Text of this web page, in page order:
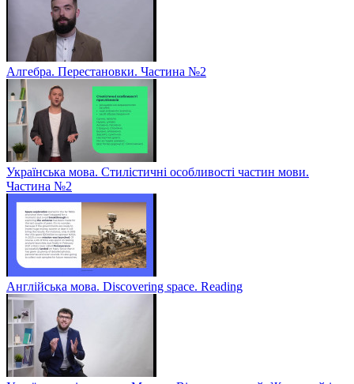
Алгебра. Перестановки. Частина №2
Українська мова. Стилістичні особливості частин мови.
Частина №2
Англійська мова. Discovering space. Reading